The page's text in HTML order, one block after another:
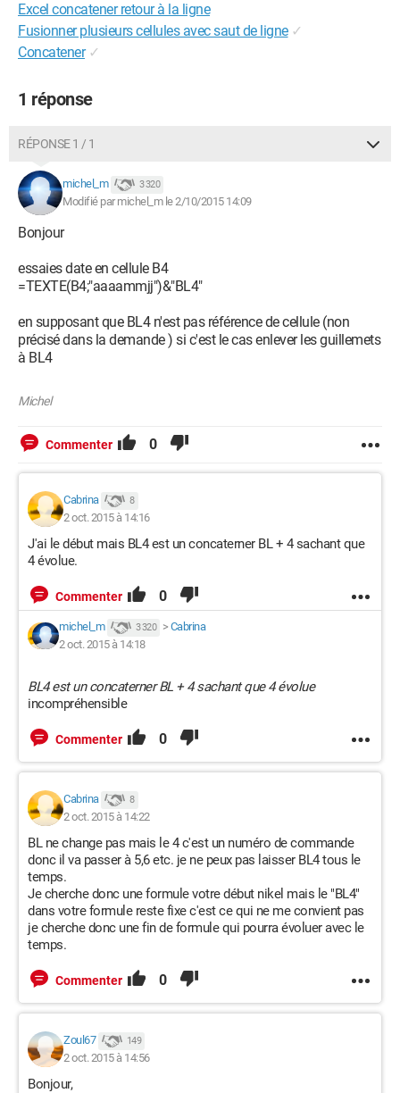
Excel concatener retour à la ligne
Fusionner plusieurs cellules avec saut de ligne ✓
Concatener ✓
1 réponse
RÉPONSE 1 / 1
michel_m 3 320
Modifié par michel_m le 2/10/2015 14:09
Bonjour
essaies date en cellule B4
=TEXTE(B4;"aaaammjj")&"BL4"
en supposant que BL4 n'est pas référence de cellule (non
précisé dans la demande ) si c'est le cas enlever les guillemets
à BL4
Michel
Commenter 0
Cabrina 8
2 oct. 2015 à 14:16
J'ai le début mais BL4 est un concaterner BL + 4 sachant que
4 évolue.
Commenter 0
michel_m 3 320 > Cabrina
2 oct. 2015 à 14:18
BL4 est un concaterner BL + 4 sachant que 4 évolue
incompréhensible
Commenter 0
Cabrina 8
2 oct. 2015 à 14:22
BL ne change pas mais le 4 c'est un numéro de commande
donc il va passer à 5,6 etc. je ne peux pas laisser BL4 tous le
temps.
Je cherche donc une formule votre début nikel mais le "BL4"
dans votre formule reste fixe c'est ce qui ne me convient pas
je cherche donc une fin de formule qui pourra évoluer avec le
temps.
Commenter 0
Zoul67 149
2 oct. 2015 à 14:56
Bonjour,